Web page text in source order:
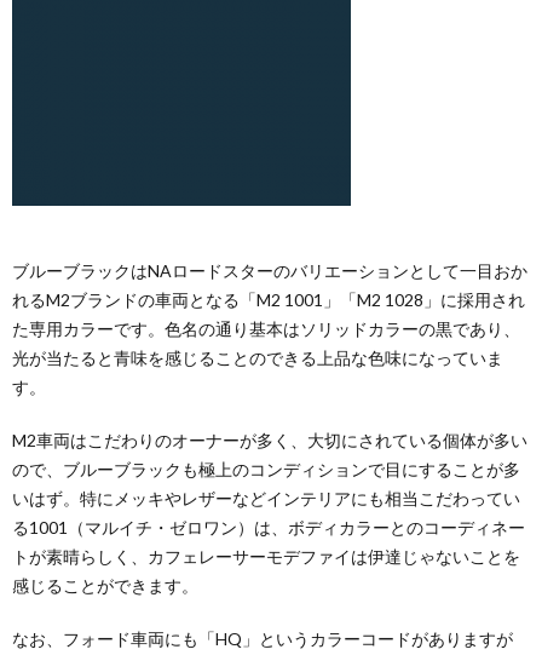
ブルーブラックはNAロードスターのバリエーションとして一目おか
れるM2ブランドの車両となる「M2 1001」「M2 1028」に採用され
た専用カラーです。色名の通り基本はソリッドカラーの黒であり、
光が当たると青味を感じることのできる上品な色味になっていま
す。
M2車両はこだわりのオーナーが多く、大切にされている個体が多い
ので、ブルーブラックも極上のコンディションで目にすることが多
いはず。特にメッキやレザーなどインテリアにも相当こだわってい
る1001（マルイチ・ゼロワン）は、ボディカラーとのコーディネー
トが素晴らしく、カフェレーサーモデファイは伊達じゃないことを
感じることができます。
なお、フォード車両にも「HQ」というカラーコードがありますが